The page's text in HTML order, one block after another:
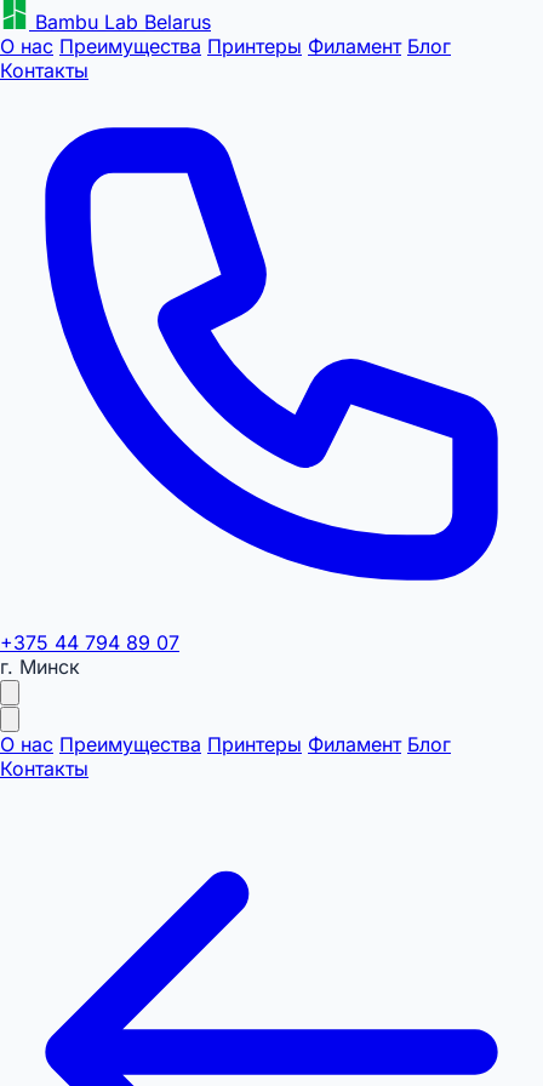
Bambu Lab Belarus
О нас Преимущества Принтеры Филамент Блог
Контакты
+375 44 794 89 07
г. Минск
О нас Преимущества Принтеры Филамент Блог
Контакты